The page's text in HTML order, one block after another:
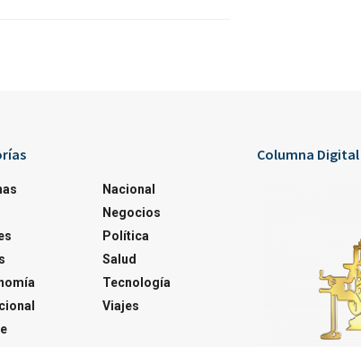
Nacional
Negocios
Política
Salud
Tecnología
Viajes
Columna Digital